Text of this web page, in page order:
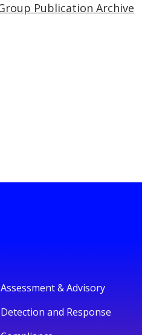
Publication Archive
Assessment & Advisory
Detection and Response